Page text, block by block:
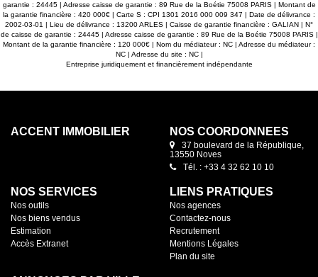
garantie : 24445 | Adresse caisse de garantie : 89 Rue de la Boétie 75008 PARIS | Montant de
la garantie financière : 420 000€ | Carte S : CPI 1301 2016 000 009 347 | Date de délivrance :
2002-03-01 | Lieu de délivrance : 13200 ARLES | Caisse de garantie financière : GALIAN | N°
de caisse de garantie : 24445 | Adresse caisse de garantie : 89 Rue de la Boétie 75008 PARIS |
Montant de la garantie financière : 120 000€ | Nom du médiateur : NC | Adresse du médiateur :
NC | Adresse du site : NC |
Entreprise juridiquement et financièrement indépendante
ACCENT IMMOBILIER NOS COORDONNÉES
37 boulevard de la République,
13550 Noves
Tél. : +33 4 32 62 10 10
NOS SERVICES
Nos outils
Nos biens vendus
Estimation
Accès Extranet
LIENS PRATIQUES
Nos agences
Contactez-nous
Recrutement
Mentions Légales
Plan du site